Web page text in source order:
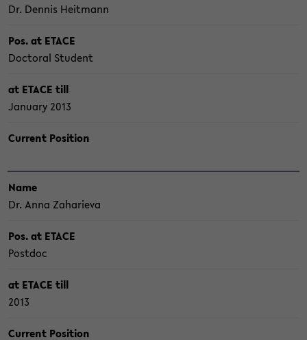
Dr. Den­nis Heit­mann
Pos. at ETACE
Doc­to­ral Stu­dent
at ETACE till
Ja­nuary 2013
Cur­rent Po­si­ti­on
Name
Dr. Anna Za­ha­rie­va
Pos. at ETACE
Post­doc
at ETACE till
2013
Cur­rent Po­si­ti­on